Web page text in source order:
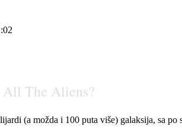
The Aliens?
(a možda i 100 puta više) galaksija, sa